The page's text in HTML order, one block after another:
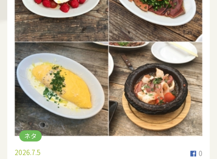
ネタ
0
2026.7.5